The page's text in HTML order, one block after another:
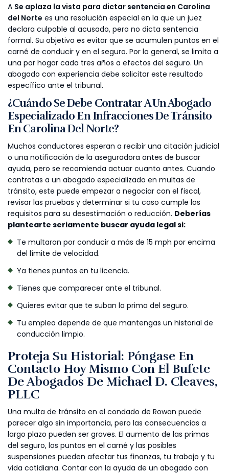
A Se aplaza la vista para dictar sentencia en Carolina
del Norte es una resolución especial en la que un juez
declara culpable al acusado, pero no dicta sentencia
formal. Su objetivo es evitar que se acumulen puntos en el
carné de conducir y en el seguro. Por lo general, se limita a
una por hogar cada tres años a efectos del seguro. Un
abogado con experiencia debe solicitar este resultado
específico ante el tribunal.
¿Cuándo Se Debe Contratar A Un Abogado
Especializado En Infracciones De Tránsito
En Carolina Del Norte?
Muchos conductores esperan a recibir una citación judicial
o una notificación de la aseguradora antes de buscar
ayuda, pero se recomienda actuar cuanto antes. Cuando
contratas a un abogado especializado en multas de
tránsito, este puede empezar a negociar con el fiscal,
revisar las pruebas y determinar si tu caso cumple los
requisitos para su desestimación o reducción. Deberías
plantearte seriamente buscar ayuda legal si:
Te multaron por conducir a más de 15 mph por encima
del límite de velocidad.
Ya tienes puntos en tu licencia.
Tienes que comparecer ante el tribunal.
Quieres evitar que te suban la prima del seguro.
Tu empleo depende de que mantengas un historial de
conducción limpio.
Proteja Su Historial: Póngase En
Contacto Hoy Mismo Con El Bufete
De Abogados De Michael D. Cleaves,
PLLC
Una multa de tránsito en el condado de Rowan puede
parecer algo sin importancia, pero las consecuencias a
largo plazo pueden ser graves. El aumento de las primas
del seguro, los puntos en el carné y las posibles
suspensiones pueden afectar tus finanzas, tu trabajo y tu
vida cotidiana. Contar con la ayuda de un abogado con